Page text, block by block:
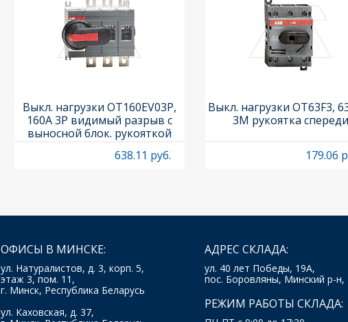
Выкл. нагрузки OT160EV03P,
160A 3P видимый разрыв с
выносной блок. рукояткой
OHB65J6 и осью OXP6X210
638.11 руб.
Выкл. нагрузки OT63F3,
3M рукоятка спереди
179.06
ОФИСЫ В МИНСКЕ:
ул. Натуралистов, д. 3, корп. 5,
этаж 3, пом. 11,
г. Минск, Республика Беларусь
ул. Каховская, д. 37,
АДРЕС СКЛАДА:
ул. 40 лет Победы, 19А,
пос. Боровляны, Минский р-н,
РЕЖИМ РАБОТЫ СКЛАДА: